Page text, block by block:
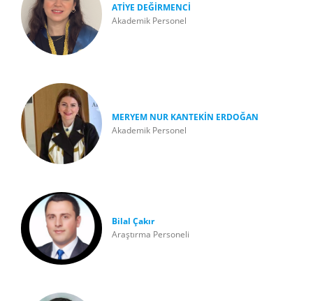
ATİYE DEĞİRMENCİ
Akademik Personel
MERYEM NUR KANTEKİN ERDOĞAN
Akademik Personel
Bilal Çakır
Araştırma Personeli